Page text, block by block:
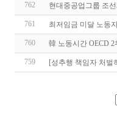
762 현대중공업그룹 조
761 최저임금 미달 노동
760 韓 노동시간 OECD
759 [성추행 책임자 처